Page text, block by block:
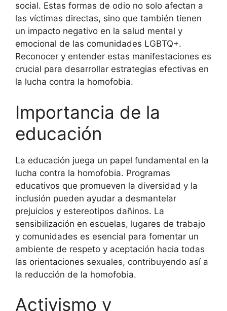
social. Estas formas de odio no solo afectan a
las víctimas directas, sino que también tienen
un impacto negativo en la salud mental y
emocional de las comunidades LGBTQ+.
Reconocer y entender estas manifestaciones es
crucial para desarrollar estrategias efectivas en
la lucha contra la homofobia.
Importancia de la
educación
La educación juega un papel fundamental en la
lucha contra la homofobia. Programas
educativos que promueven la diversidad y la
inclusión pueden ayudar a desmantelar
prejuicios y estereotipos dañinos. La
sensibilización en escuelas, lugares de trabajo
y comunidades es esencial para fomentar un
ambiente de respeto y aceptación hacia todas
las orientaciones sexuales, contribuyendo así a
la reducción de la homofobia.
Activismo y